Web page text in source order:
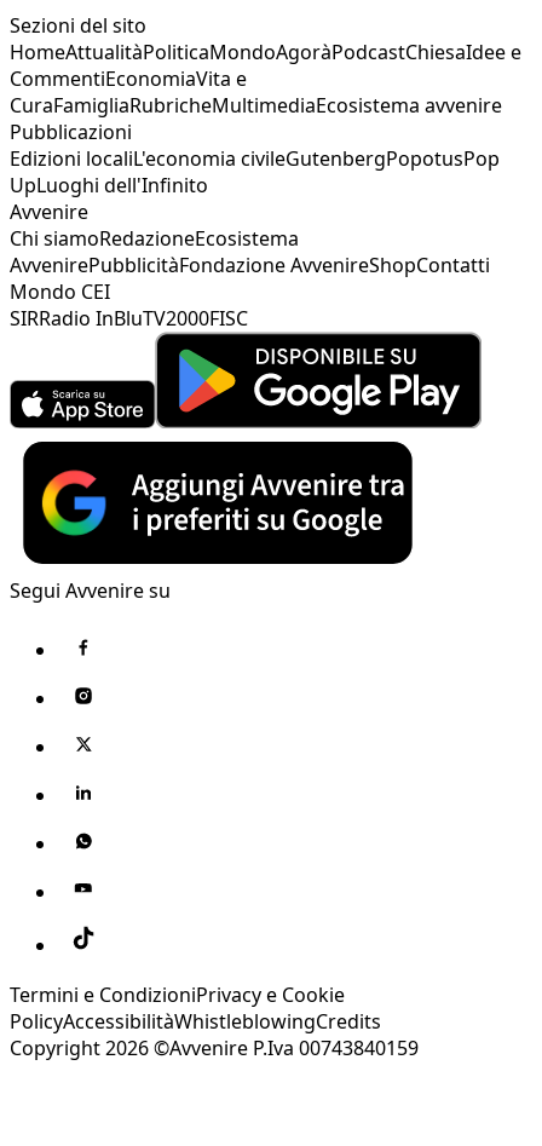
Sezioni del sito
HomeAttualitàPoliticaMondoAgoràPodcastChiesaIdee e
CommentiEconomiaVita e
CuraFamigliaRubricheMultimediaEcosistema avvenire
Pubblicazioni
Edizioni localiL'economia civileGutenbergPopotusPop
UpLuoghi dell'Infinito
Avvenire
Chi siamoRedazioneEcosistema
AvvenirePubblicitàFondazione AvvenireShopContatti
Mondo CEI
SIRRadio InBluTV2000FISC
Segui Avvenire su
Termini e CondizioniPrivacy e Cookie
PolicyAccessibilitàWhistleblowingCredits
Copyright 2026 ©Avvenire P.Iva 00743840159